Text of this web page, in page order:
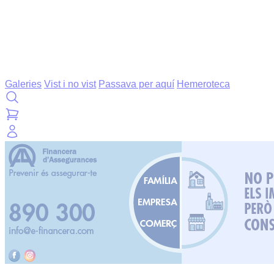
Galeries Vist i no vist Passava per aquí Hemeroteca